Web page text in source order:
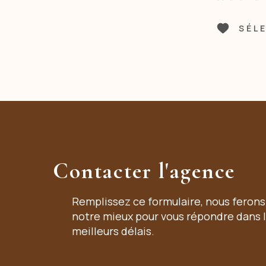
Contacter l'agence
Remplissez ce formulaire, nous
notre mieux pour vous répondre dans
meilleurs délais.